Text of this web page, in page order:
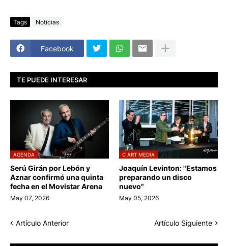
Tags Noticias
Facebook
TE PUEDE INTERESAR
AGENDA
Serú Girán por Lebón y
Aznar confirmó una quinta
fecha en el Movistar Arena
May 07, 2026
C ART MEDIA
Joaquín Levinton: "Estamos
preparando un disco
nuevo"
May 05, 2026
Artículo Anterior Artículo Siguiente